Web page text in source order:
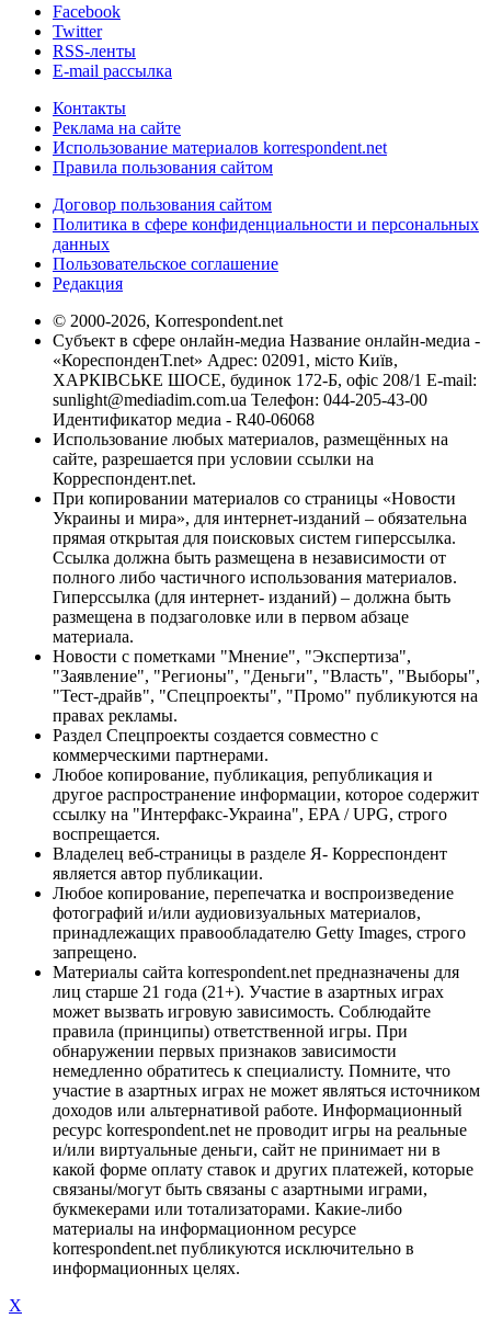
Facebook
Twitter
RSS-ленты
E-mail рассылка
Контакты
Реклама на сайте
Использование материалов korrespondent.net
Правила пользования сайтом
Договор пользования сайтом
Политика в сфере конфиденциальности и персональных
данных
Пользовательское соглашение
Редакция
© 2000-2026, Korrespondent.net
Субъект в сфере онлайн-медиа Название онлайн-медиа -
«КореспонденТ.net» Адрес: 02091, місто Київ,
ХАРКІВСЬКЕ ШОСЕ, будинок 172-Б, офіс 208/1 E-mail:
sunlight@mediadim.com.ua Телефон: 044-205-43-00
Идентификатор медиа - R40-06068
Использование любых материалов, размещённых на
сайте, разрешается при условии ссылки на
Корреспондент.net.
При копировании материалов со страницы «Новости
Украины и мира», для интернет-изданий – обязательна
прямая открытая для поисковых систем гиперссылка.
Ссылка должна быть размещена в независимости от
полного либо частичного использования материалов.
Гиперссылка (для интернет- изданий) – должна быть
размещена в подзаголовке или в первом абзаце
материала.
Новости с пометками "Мнение", "Экспертиза",
"Заявление", "Регионы", "Деньги", "Власть", "Выборы",
"Тест-драйв", "Спецпроекты", "Промо" публикуются на
правах рекламы.
Раздел Спецпроекты создается совместно с
коммерческими партнерами.
Любое копирование, публикация, републикация и
другое распространение информации, которое содержит
ссылку на "Интерфакс-Украина", EPA / UPG, строго
воспрещается.
Владелец веб-страницы в разделе Я- Корреспондент
является автор публикации.
Любое копирование, перепечатка и воспроизведение
фотографий и/или аудиовизуальных материалов,
принадлежащих правообладателю Getty Images, строго
запрещено.
Материалы сайта korrespondent.net предназначены для
лиц старше 21 года (21+). Участие в азартных играх
может вызвать игровую зависимость. Соблюдайте
правила (принципы) ответственной игры. При
обнаружении первых признаков зависимости
немедленно обратитесь к специалисту. Помните, что
участие в азартных играх не может являться источником
доходов или альтернативой работе. Информационный
ресурс korrespondent.net не проводит игры на реальные
и/или виртуальные деньги, сайт не принимает ни в
какой форме оплату ставок и других платежей, которые
связаны/могут быть связаны с азартными играми,
букмекерами или тотализаторами. Какие-либо
материалы на информационном ресурсе
korrespondent.net публикуются исключительно в
информационных целях.
X